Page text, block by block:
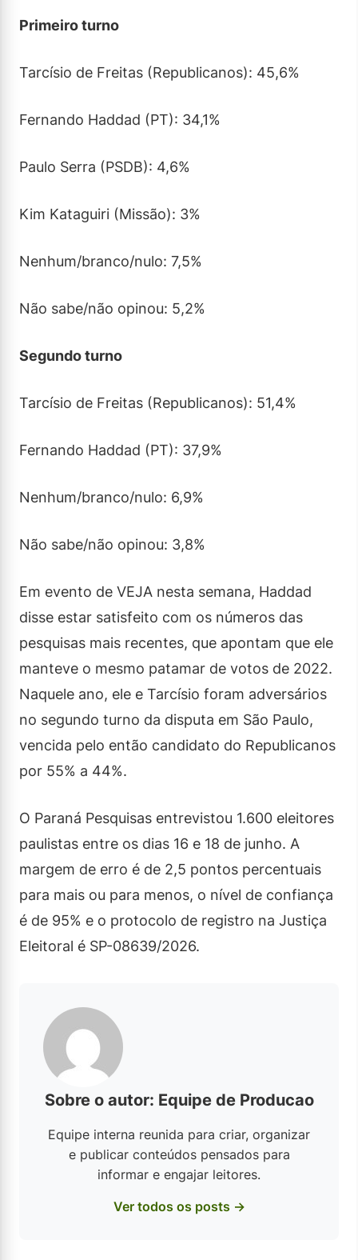
Primeiro turno
Tarcísio de Freitas (Republicanos): 45,6%
Fernando Haddad (PT): 34,1%
Paulo Serra (PSDB): 4,6%
Kim Kataguiri (Missão): 3%
Nenhum/branco/nulo: 7,5%
Não sabe/não opinou: 5,2%
Segundo turno
Tarcísio de Freitas (Republicanos): 51,4%
Fernando Haddad (PT): 37,9%
Nenhum/branco/nulo: 6,9%
Não sabe/não opinou: 3,8%
Em evento de VEJA nesta semana, Haddad
disse estar satisfeito com os números das
pesquisas mais recentes, que apontam que ele
manteve o mesmo patamar de votos de 2022.
Naquele ano, ele e Tarcísio foram adversários
no segundo turno da disputa em São Paulo,
vencida pelo então candidato do Republicanos
por 55% a 44%.
O Paraná Pesquisas entrevistou 1.600 eleitores
paulistas entre os dias 16 e 18 de junho. A
margem de erro é de 2,5 pontos percentuais
para mais ou para menos, o nível de confiança
é de 95% e o protocolo de registro na Justiça
Eleitoral é SP-08639/2026.
Sobre o autor: Equipe de Producao
Equipe interna reunida para criar, organizar
e publicar conteúdos pensados para
informar e engajar leitores.
Ver todos os posts →